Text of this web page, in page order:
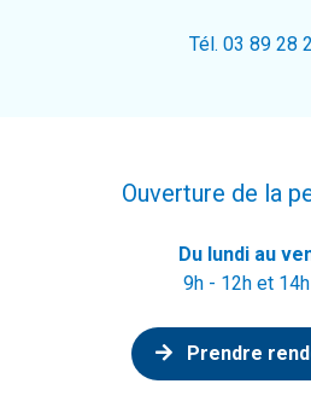
Tél. 03 89 28
Ouverture de la
Du lundi au
9h - 12h et
Prendre